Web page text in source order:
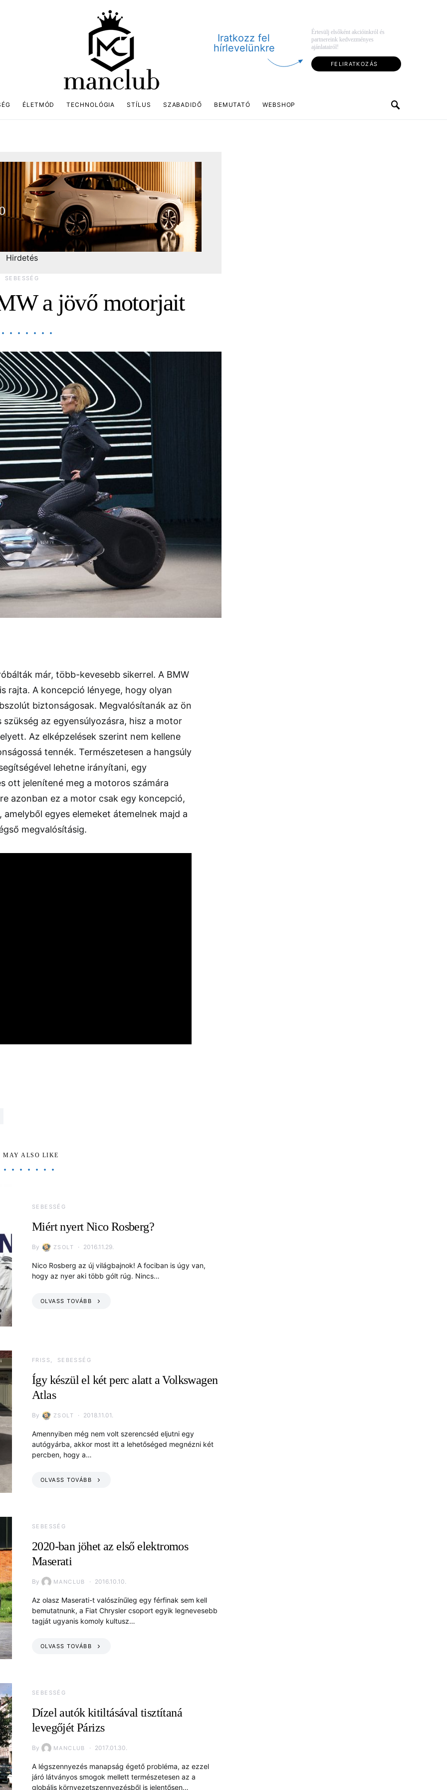
Iratkozz fel
hírlevelünkre
Értesülj elsőként akcióinkról és
partnereink kedvezményes
ajánlatairól!
FELIRATKOZÁS
ÉLETMÓD TECHNOLÓGIA STÍLUS SZABADIDŐ BEMUTATÓ WEBSHOP
Hirdetés
SEBESSÉG
a jövő motorjait
már, több-kevesebb sikerrel. A BMW
rajta. A koncepció lényege, hogy olyan
biztonságosak. Megvalósítanák az ön
az egyensúlyozásra, hisz a motor
Az elképzelések szerint nem kellene
tennék. Természetesen a hangsúly
lehetne irányítani, egy
ott jelenítené meg a motoros számára
azonban ez a motor csak egy koncepció,
egyes elemeket átemelnek majd a
megvalósításig.
MAY ALSO LIKE
SEBESSÉG
Miért nyert Nico Rosberg?
By ZSOLT 2016.11.29.
Nico Rosberg az új világbajnok! A fociban is úgy van,
hogy az nyer aki több gólt rúg. Nincs…
OLVASS TOVÁBB
FRISS SEBESSÉG
Így készül el két perc alatt a Volkswagen
Atlas
By ZSOLT 2018.11.01.
Amennyiben még nem volt szerencséd eljutni egy
autógyárba, akkor most itt a lehetőséged megnézni két
percben, hogy a…
OLVASS TOVÁBB
SEBESSÉG
2020-ban jöhet az első elektromos
Maserati
By MANCLUB 2016.10.10.
Az olasz Maserati-t valószínűleg egy férfinak sem kell
bemutatnunk, a Fiat Chrysler csoport egyik legnevesebb
tagját ugyanis komoly kultusz…
OLVASS TOVÁBB
SEBESSÉG
Dízel autók kitiltásával tisztítaná
levegőjét Párizs
By MANCLUB 2017.01.30.
A légszennyezés manapság égető probléma, az ezzel
járó látványos smogok mellett természetesen az a
globális környezetszennyezésből is jelentősen…